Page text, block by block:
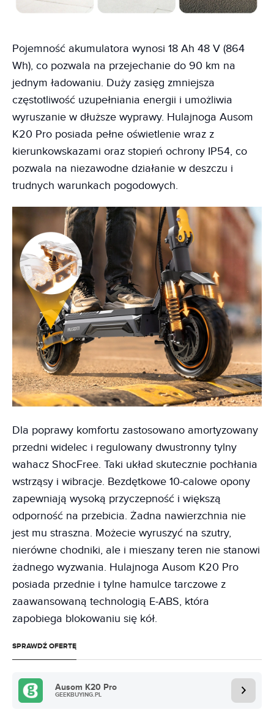
Pojemność akumulatora wynosi 18 Ah 48 V (864
Wh), co pozwala na przejechanie do 90 km na
jednym ładowaniu. Duży zasięg zmniejsza
częstotliwość uzupełniania energii i umożliwia
wyruszanie w dłuższe wyprawy. Hulajnoga Ausom
K20 Pro posiada pełne oświetlenie wraz z
kierunkowskazami oraz stopień ochrony IP54, co
pozwala na niezawodne działanie w deszczu i
trudnych warunkach pogodowych.
Dla poprawy komfortu zastosowano amortyzowany
przedni widelec i regulowany dwustronny tylny
wahacz ShocFree. Taki układ skutecznie pochłania
wstrząsy i wibracje. Bezdętkowe 10-calowe opony
zapewniają wysoką przyczepność i większą
odporność na przebicia. Żadna nawierzchnia nie
jest mu straszna. Możecie wyruszyć na szutry,
nierówne chodniki, ale i mieszany teren nie stanowi
żadnego wyzwania. Hulajnoga Ausom K20 Pro
posiada przednie i tylne hamulce tarczowe z
zaawansowaną technologią E-ABS, która
zapobiega blokowaniu się kół.
SPRAWDŹ OFERTĘ
Ausom K20 Pro
GEEKBUYING.PL